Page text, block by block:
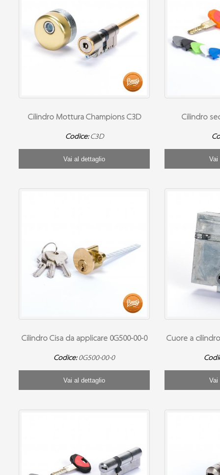
Cilindro Mottura Champions C3D
Codice: C3D
Vai al dettaglio
Cilindro
Vai
Cilindro Cisa da applicare 0G500-00-0
Codice: 0G500-00-0
Vai al dettaglio
Cuore a
Vai